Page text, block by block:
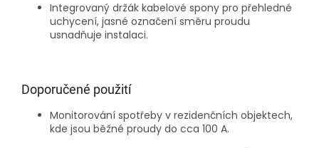
Integrovaný držák kabelové spony pro přehledné
uchycení, jasné označení směru proudu
usnadňuje instalaci.
Doporučené použití
Monitorování spotřeby v rezidenčních objektech,
kde jsou běžné proudy do cca 100 A.